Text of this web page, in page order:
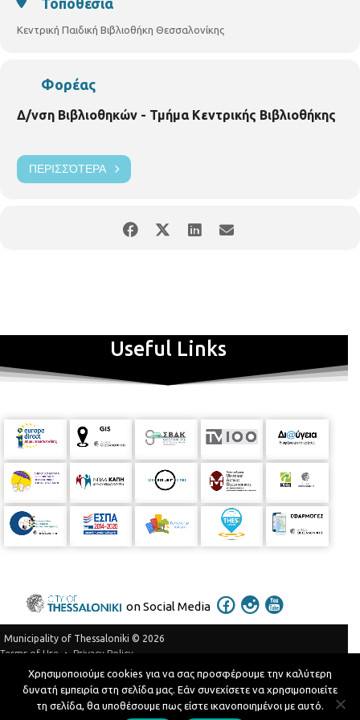
Τετάρτη 3 Νοεμβρίου 2021, ώρα 10:00 – 11:00 Παρασκευή
Κεντρική Παιδική Βιβλιοθήκη Θεσσαλονίκης
Φορέας
Δ/νση Βιβλιοθηκών - Τμήμα Κεντρικής Βιβλιοθήκης
ΠΕΡΙΣΣΌΤΕΡΑ
Useful Links
on Social Media
Municipality of Thessaloniki © 2026
Terms of Use
Privacy Policy
Telephone Catalog
Developed byMyCompany Projects
Χρησιμοποιούμε cookies για να σας προσφέρουμε την καλύτερη
δυνατή εμπειρία στη σελίδα μας. Εάν συνεχίσετε να χρησιμοποιείτε
τη σελίδα, θα υποθέσουμε πως είστε ικανοποιημένοι με αυτό.